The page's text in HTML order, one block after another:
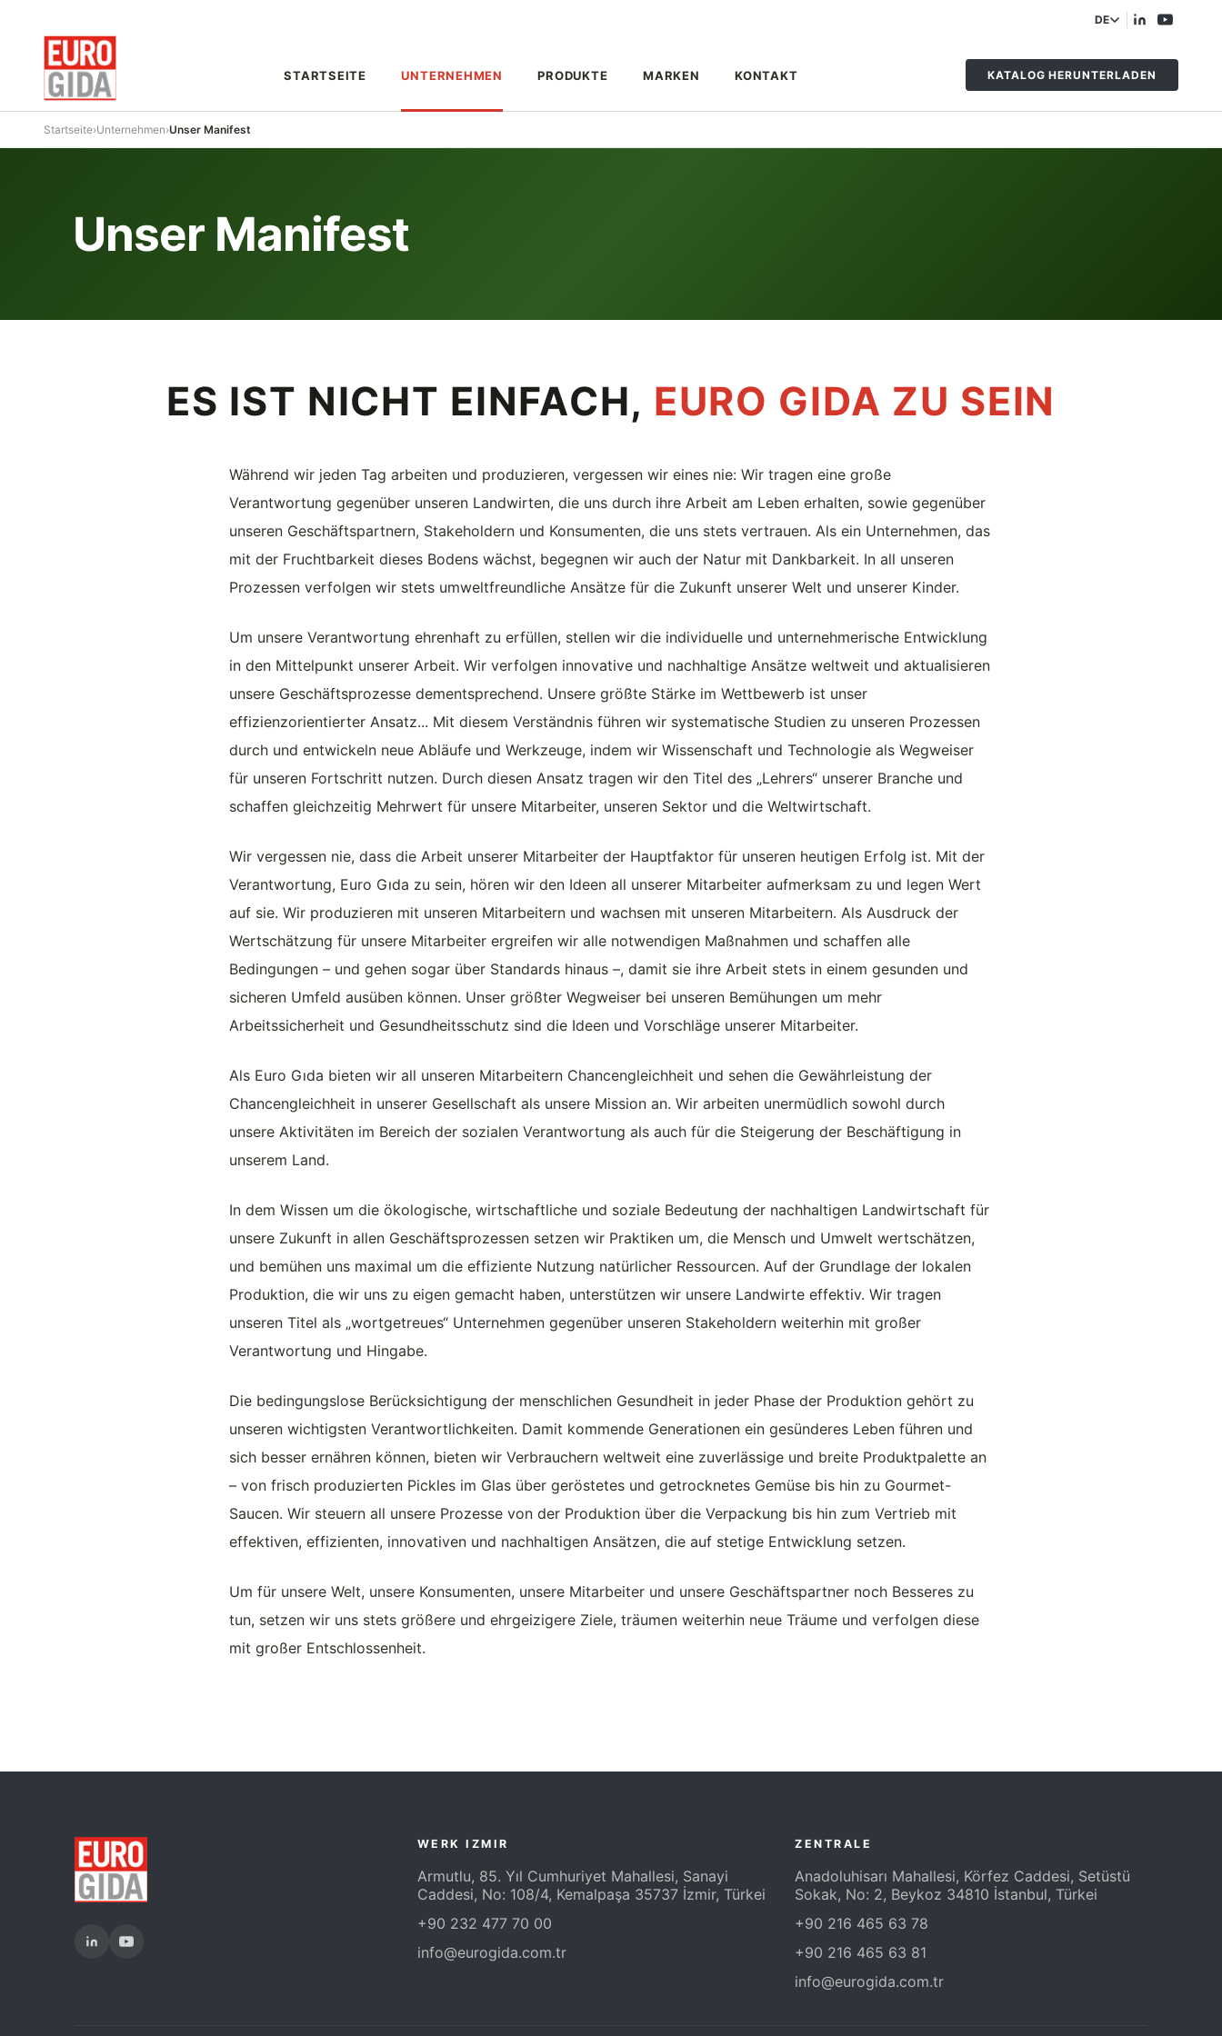
DE
STARTSEITE UNTERNEHMEN PRODUKTE MARKEN KONTAKT KATALOG HERUNTERLADEN
Startseite›Unternehmen›Unser Manifest
Unser Manifest
ES IST NICHT EINFACH, EURO GIDA ZU SEIN
Während wir jeden Tag arbeiten und produzieren, vergessen wir eines nie: Wir tragen eine große
Verantwortung gegenüber unseren Landwirten, die uns durch ihre Arbeit am Leben erhalten, sowie gegenüber
unseren Geschäftspartnern, Stakeholdern und Konsumenten, die uns stets vertrauen. Als ein Unternehmen, das
mit der Fruchtbarkeit dieses Bodens wächst, begegnen wir auch der Natur mit Dankbarkeit. In all unseren
Prozessen verfolgen wir stets umweltfreundliche Ansätze für die Zukunft unserer Welt und unserer Kinder.
Um unsere Verantwortung ehrenhaft zu erfüllen, stellen wir die individuelle und unternehmerische Entwicklung
in den Mittelpunkt unserer Arbeit. Wir verfolgen innovative und nachhaltige Ansätze weltweit und aktualisieren
unsere Geschäftsprozesse dementsprechend. Unsere größte Stärke im Wettbewerb ist unser
effizienzorientierter Ansatz... Mit diesem Verständnis führen wir systematische Studien zu unseren Prozessen
durch und entwickeln neue Abläufe und Werkzeuge, indem wir Wissenschaft und Technologie als Wegweiser
für unseren Fortschritt nutzen. Durch diesen Ansatz tragen wir den Titel des „Lehrers“ unserer Branche und
schaffen gleichzeitig Mehrwert für unsere Mitarbeiter, unseren Sektor und die Weltwirtschaft.
Wir vergessen nie, dass die Arbeit unserer Mitarbeiter der Hauptfaktor für unseren heutigen Erfolg ist. Mit der
Verantwortung, Euro Gıda zu sein, hören wir den Ideen all unserer Mitarbeiter aufmerksam zu und legen Wert
auf sie. Wir produzieren mit unseren Mitarbeitern und wachsen mit unseren Mitarbeitern. Als Ausdruck der
Wertschätzung für unsere Mitarbeiter ergreifen wir alle notwendigen Maßnahmen und schaffen alle
Bedingungen – und gehen sogar über Standards hinaus –, damit sie ihre Arbeit stets in einem gesunden und
sicheren Umfeld ausüben können. Unser größter Wegweiser bei unseren Bemühungen um mehr
Arbeitssicherheit und Gesundheitsschutz sind die Ideen und Vorschläge unserer Mitarbeiter.
Als Euro Gıda bieten wir all unseren Mitarbeitern Chancengleichheit und sehen die Gewährleistung der
Chancengleichheit in unserer Gesellschaft als unsere Mission an. Wir arbeiten unermüdlich sowohl durch
unsere Aktivitäten im Bereich der sozialen Verantwortung als auch für die Steigerung der Beschäftigung in
unserem Land.
In dem Wissen um die ökologische, wirtschaftliche und soziale Bedeutung der nachhaltigen Landwirtschaft für
unsere Zukunft in allen Geschäftsprozessen setzen wir Praktiken um, die Mensch und Umwelt wertschätzen,
und bemühen uns maximal um die effiziente Nutzung natürlicher Ressourcen. Auf der Grundlage der lokalen
Produktion, die wir uns zu eigen gemacht haben, unterstützen wir unsere Landwirte effektiv. Wir tragen
unseren Titel als „wortgetreues“ Unternehmen gegenüber unseren Stakeholdern weiterhin mit großer
Verantwortung und Hingabe.
Die bedingungslose Berücksichtigung der menschlichen Gesundheit in jeder Phase der Produktion gehört zu
unseren wichtigsten Verantwortlichkeiten. Damit kommende Generationen ein gesünderes Leben führen und
sich besser ernähren können, bieten wir Verbrauchern weltweit eine zuverlässige und breite Produktpalette an
– von frisch produzierten Pickles im Glas über geröstetes und getrocknetes Gemüse bis hin zu Gourmet-
Saucen. Wir steuern all unsere Prozesse von der Produktion über die Verpackung bis hin zum Vertrieb mit
effektiven, effizienten, innovativen und nachhaltigen Ansätzen, die auf stetige Entwicklung setzen.
Um für unsere Welt, unsere Konsumenten, unsere Mitarbeiter und unsere Geschäftspartner noch Besseres zu
tun, setzen wir uns stets größere und ehrgeizigere Ziele, träumen weiterhin neue Träume und verfolgen diese
mit großer Entschlossenheit.
WERK IZMIR
Armutlu, 85. Yıl Cumhuriyet Mahallesi, Sanayi
Caddesi, No: 108/4, Kemalpaşa 35737 İzmir, Türkei
+90 232 477 70 00
info@eurogida.com.tr
ZENTRALE
Anadoluhisarı Mahallesi, Körfez Caddesi, Setüstü
Sokak, No: 2, Beykoz 34810 İstanbul, Türkei
+90 216 465 63 78
+90 216 465 63 81
info@eurogida.com.tr